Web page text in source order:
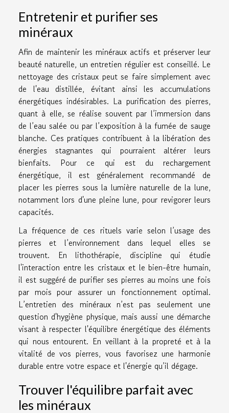
Entretenir et purifier ses
minéraux
Afin de maintenir les minéraux actifs et préserver leur
beauté naturelle, un entretien régulier est conseillé. Le
nettoyage des cristaux peut se faire simplement avec
de l'eau distillée, évitant ainsi les accumulations
énergétiques indésirables. La purification des pierres,
quant à elle, se réalise souvent par l’immersion dans
de l’eau salée ou par l’exposition à la fumée de sauge
blanche. Ces pratiques contribuent à la libération des
énergies stagnantes qui pourraient altérer leurs
bienfaits. Pour ce qui est du rechargement
énergétique, il est généralement recommandé de
placer les pierres sous la lumière naturelle de la lune,
notamment lors d'une pleine lune, pour revigorer leurs
capacités.
La fréquence de ces rituels varie selon l’usage des
pierres et l’environnement dans lequel elles se
trouvent. En lithothérapie, discipline qui étudie
l'interaction entre les cristaux et le bien-être humain,
il est suggéré de purifier ses pierres au moins une fois
par mois pour assurer un fonctionnement optimal.
L’entretien des minéraux n’est pas seulement une
question d'hygiène physique, mais aussi une démarche
visant à respecter l'équilibre énergétique des éléments
qui nous entourent. En veillant à la propreté et à la
vitalité de vos pierres, vous favorisez une harmonie
durable entre votre espace et l'énergie qu’il dégage.
Trouver l'équilibre parfait avec
les minéraux